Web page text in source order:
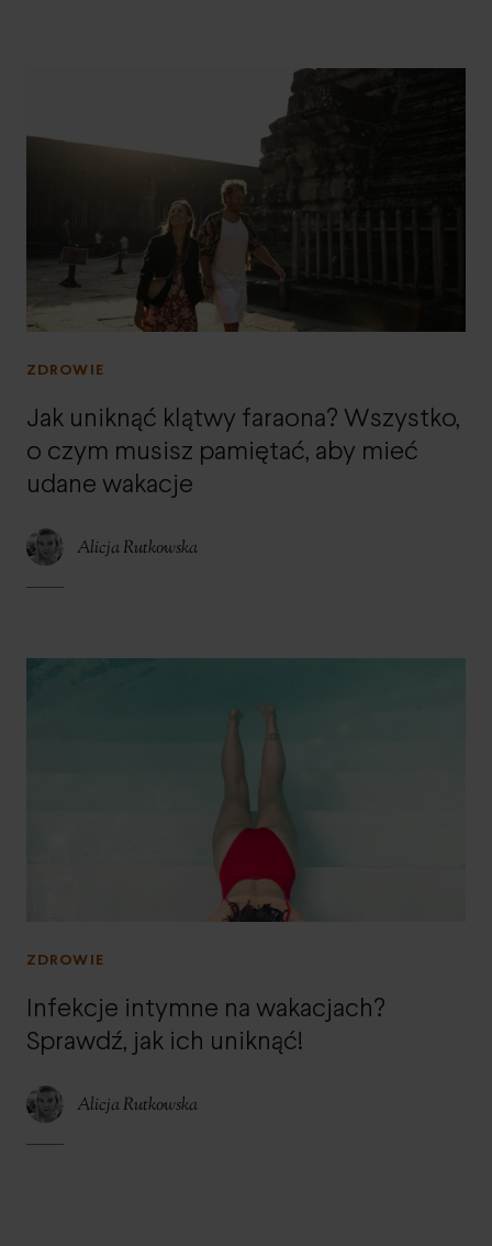
ZDROWIE
Jak uniknąć klątwy faraona? Wszystko,
o czym musisz pamiętać, aby mieć
udane wakacje
Alicja Rutkowska
ZDROWIE
Infekcje intymne na wakacjach?
Sprawdź, jak ich uniknąć!
Alicja Rutkowska